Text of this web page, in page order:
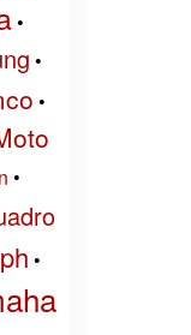
•
•
•
•
•